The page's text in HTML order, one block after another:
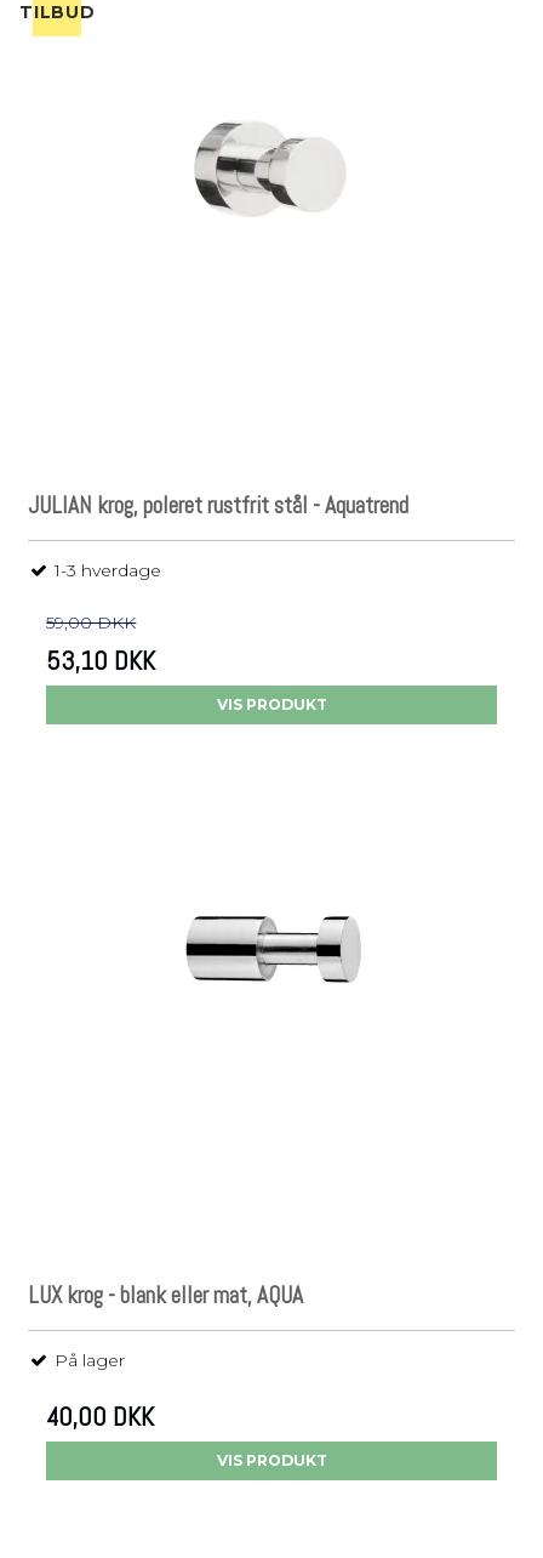
TILBUD
JULIAN krog, poleret rustfrit stål - Aquatrend
1-3 hverdage
59,00 DKK
53,10 DKK
VIS PRODUKT
LUX krog - blank eller mat, AQUA
På lager
40,00 DKK
VIS PRODUKT